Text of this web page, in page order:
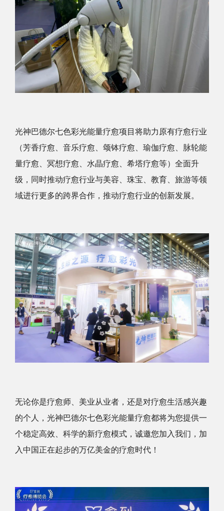
光神巴德尔七色彩光能量疗愈项目将助力原有疗愈行业
（芳香疗愈、音乐疗愈、颂钵疗愈、瑜伽疗愈、脉轮能
量疗愈、冥想疗愈、水晶疗愈、希塔疗愈等）全面升
级，同时推动疗愈行业与美容、珠宝、教育、旅游等领
域进行更多的跨界合作，推动疗愈行业的创新发展。
无论你是疗愈师、美业从业者，还是对疗愈生活感兴趣
的个人，光神巴德尔七色彩光能量疗愈都将为您提供一
个稳定高效、科学的新疗愈模式，诚邀您加入我们，加
入中国正在起步的万亿美金的疗愈时代！